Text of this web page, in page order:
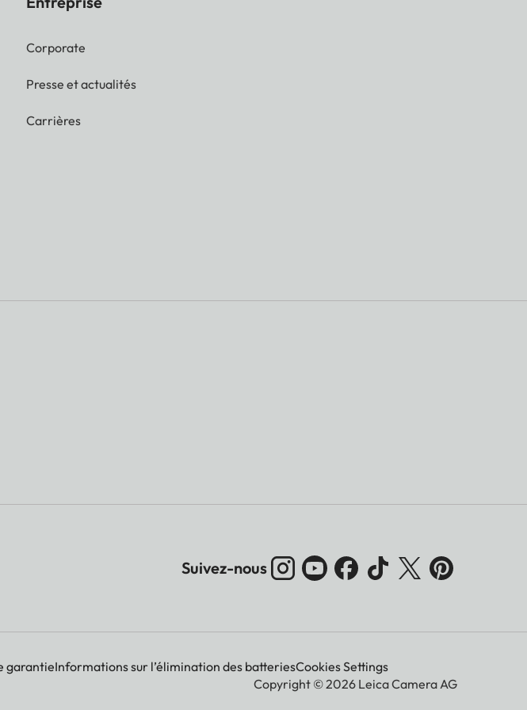
Corporate
Presse et actualités
Carrières
Suivez-nous
garantieInformations sur l’élimination des batteriesCookies Settings
Copyright © 2026 Leica Camera AG